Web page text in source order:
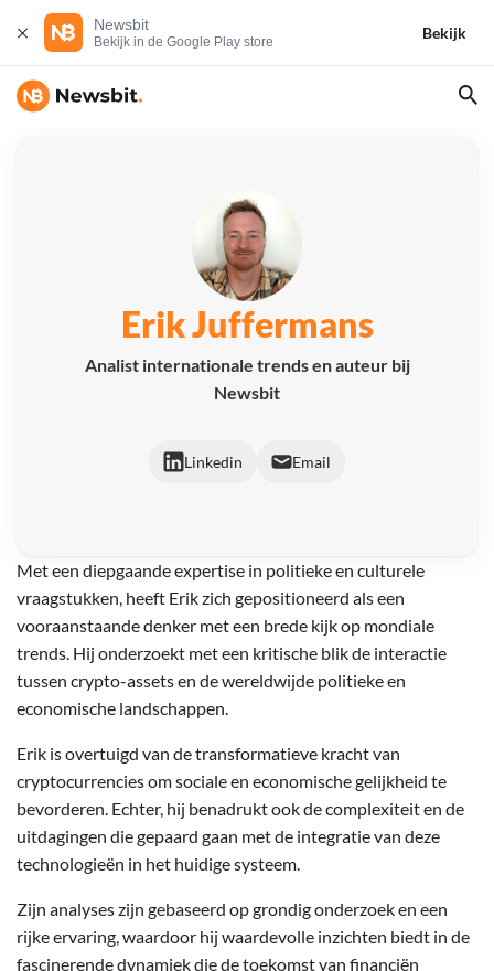
Newsbit
Bekijk in de Google Play store
Bekijk
Erik Juffermans
Analist internationale trends en auteur bij
Newsbit
Linkedin Email
Met een diepgaande expertise in politieke en culturele
vraagstukken, heeft Erik zich gepositioneerd als een
vooraanstaande denker met een brede kijk op mondiale
trends. Hij onderzoekt met een kritische blik de interactie
tussen crypto-assets en de wereldwijde politieke en
economische landschappen.
Erik is overtuigd van de transformatieve kracht van
cryptocurrencies om sociale en economische gelijkheid te
bevorderen. Echter, hij benadrukt ook de complexiteit en de
uitdagingen die gepaard gaan met de integratie van deze
technologieën in het huidige systeem.
Zijn analyses zijn gebaseerd op grondig onderzoek en een
rijke ervaring, waardoor hij waardevolle inzichten biedt in de
fascinerende dynamiek die de toekomst van financiën